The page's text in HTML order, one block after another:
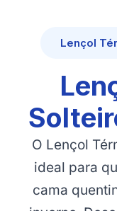
Lençol
O Lençol
ideal para
cama